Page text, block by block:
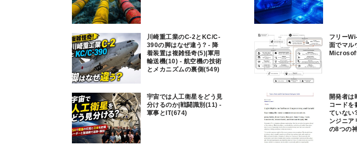
川崎重工業のC-2とKC/C-
390の脚はなぜ違う? - 降
着装置は複雑怪奇(5)|軍用
輸送機(10) - 航空機の技術
とメカニズムの裏側(549)
フリー
面でマル
宇宙では人工衛星をどう見
分けるのか|戦闘識別(11) -
軍事とIT(674)
開発者は
コードを
ていない
ンジニア
の8つの